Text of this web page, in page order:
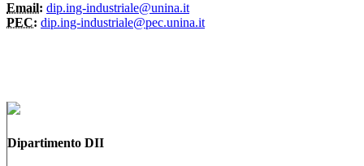
Email: dip.ing-industriale@unina.it
PEC: dip.ing-industriale@pec.unina.it
Dipartimento DII